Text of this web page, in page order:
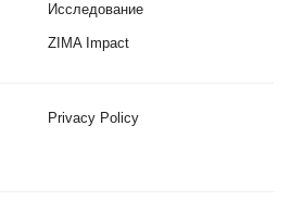
Исследование
ZIMA Impact
Privacy Policy